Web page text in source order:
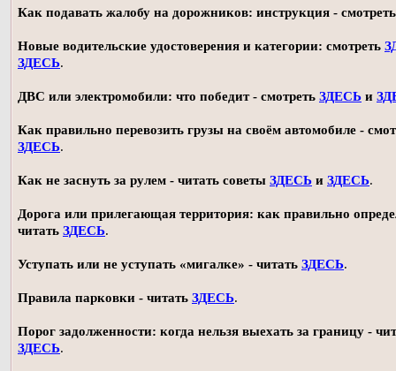
Как подавать жалобу на дорожников: инструкция -
Новые водительские удостоверения и категории: смотреть
ЗДЕСЬ.
ДВС или электромобили: что победит - смотреть ЗДЕСЬ и
Как правильно перевозить грузы на своём автомобиле -
ЗДЕСЬ.
Как не заснуть за рулем - читать советы ЗДЕСЬ и ЗДЕСЬ.
Дорога или прилегающая территория: как правильно
читать ЗДЕСЬ.
Уступать или не уступать «мигалке» - читать ЗДЕСЬ.
Правила парковки - читать ЗДЕСЬ.
Порог задолженности: когда нельзя выехать за границу -
ЗДЕСЬ.